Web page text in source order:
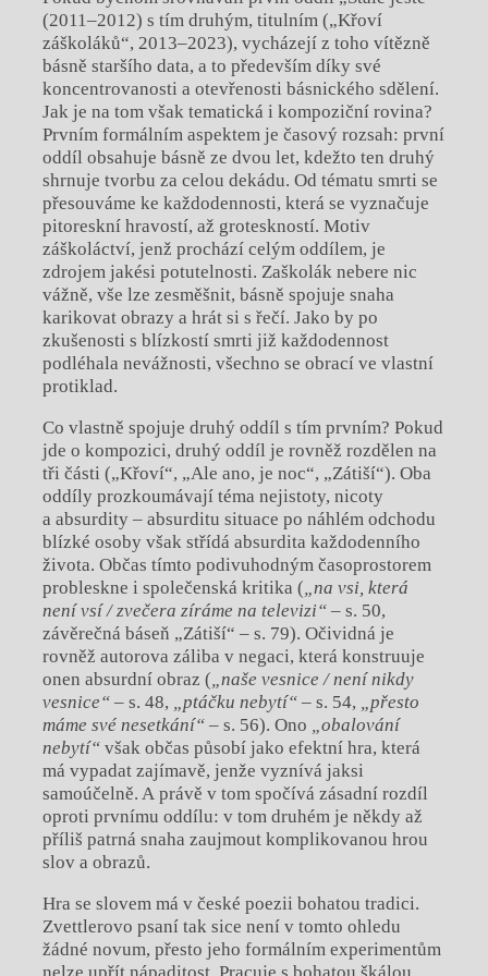
(2011–2012) s tím druhým, titulním („Křoví
záškoláků“, 2013–2023), vycházejí z toho vítězně
básně staršího data, a to především díky své
koncentrovanosti a otevřenosti básnického sdělení.
Jak je na tom však tematická i kompoziční rovina?
Prvním formálním aspektem je časový rozsah: první
oddíl obsahuje básně ze dvou let, kdežto ten druhý
shrnuje tvorbu za celou dekádu. Od tématu smrti se
přesouváme ke každodennosti, která se vyznačuje
pitoreskní hravostí, až groteskností. Motiv
záškoláctví, jenž prochází celým oddílem, je
zdrojem jakési potutelnosti. Zaškolák nebere nic
vážně, vše lze zesměšnit, básně spojuje snaha
karikovat obrazy a hrát si s řečí. Jako by po
zkušenosti s blízkostí smrti již každodennost
podléhala nevážnosti, všechno se obrací ve vlastní
protiklad.
Co vlastně spojuje druhý oddíl s tím prvním? Pokud
jde o kompozici, druhý oddíl je rovněž rozdělen na
tři části („Křoví“, „Ale ano, je noc“, „Zátiší“). Oba
oddíly prozkoumávají téma nejistoty, nicoty
a absurdity – absurditu situace po náhlém odchodu
blízké osoby však střídá absurdita každodenního
života. Občas tímto podivuhodným časoprostorem
probleskne i společenská kritika („na vsi, která
není vsí / zvečera zíráme na televizi“– s. 50,
závěrečná báseň „Zátiší“ – s. 79). Očividná je
rovněž autorova záliba v negaci, která konstruuje
onen absurdní obraz („naše vesnice / není nikdy
vesnice“ – s. 48, „ptáčku nebytí“ – s. 54, „přesto
máme své nesetkání“ – s. 56). Ono „obalování
nebytí“však občas působí jako efektní hra, která
má vypadat zajímavě, jenže vyznívá jaksi
samoúčelně. A právě v tom spočívá zásadní rozdíl
oproti prvnímu oddílu: v tom druhém je někdy až
příliš patrná snaha zaujmout komplikovanou hrou
slov a obrazů.
Hra se slovem má v české poezii bohatou tradici.
Zvettlerovo psaní tak sice není v tomto ohledu
žádné novum, přesto jeho formálním experimentům